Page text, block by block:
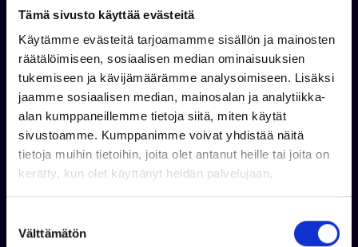
Tämä sivusto käyttää evästeitä
Käytämme evästeitä tarjoamamme sisällön ja mainosten
räätälöimiseen, sosiaalisen median ominaisuuksien
tukemiseen ja kävijämäärämme analysoimiseen. Lisäksi
jaamme sosiaalisen median, mainosalan ja analytiikka-
alan kumppaneillemme tietoja siitä, miten käytät
sivustoamme. Kumppanimme voivat yhdistää näitä
tietoja muihin tietoihin, joita olet antanut heille tai joita on
kerätty, kun olet käyttänyt heidän palvelujaan.
Välttämätön
Tuotetta ei ole varastossa
79,00 €
Lisää koriin
Tuotetta on varastossa
14,90 €
Lisää koriin